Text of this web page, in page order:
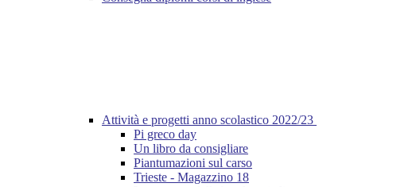
Attività e progetti anno scolastico 2022/23
Pi greco day
Un libro da consigliare
Piantumazioni sul carso
Trieste - Magazzino 18